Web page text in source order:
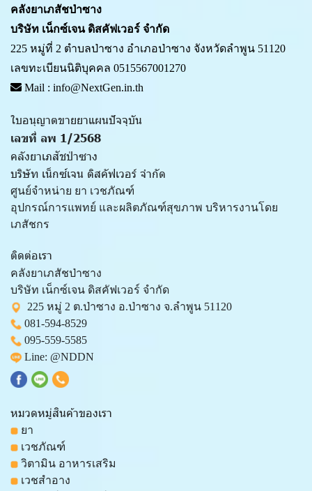
คลังยาเภสัชป่าซาง
บริษัท เน็กซ์เจน ดิสคัฟเวอร์ จำกัด
225 หมู่ที่ 2 ตำบลป่าซาง อำเภอป่าซาง จังหวัดลำพูน 51120
เลขทะเบียนนิติบุคคล 0515567001270
Mail : info@NextGen.in.th
ใบอนุญาตขายยาแผนปัจจุบัน
เลขที่ ลพ 1/2568
คลังยาเภสัชป่าซาง
บริษัท เน็กซ์เจน ดิสคัฟเวอร์ จำกัด
ศูนย์จำหน่าย ยา เวชภัณฑ์
อุปกรณ์การแพทย์ และผลิตภัณฑ์สุขภาพ บริหารงานโดย
เภสัชกร
ติดต่อเรา
คลังยาเภสัชป่าซาง
บริษัท เน็กซ์เจน ดิสคัฟเวอร์ จำกัด
225 หมู่ 2 ต.ป่าซาง อ.ป่าซาง จ.ลำพูน 51120
081-594-8529
095-559-5585
Line: @NDDN
หมวดหมู่สินค้าของเรา
ยา
เวชภัณฑ์
วิตามิน อาหารเสริม
เวชสำอาง